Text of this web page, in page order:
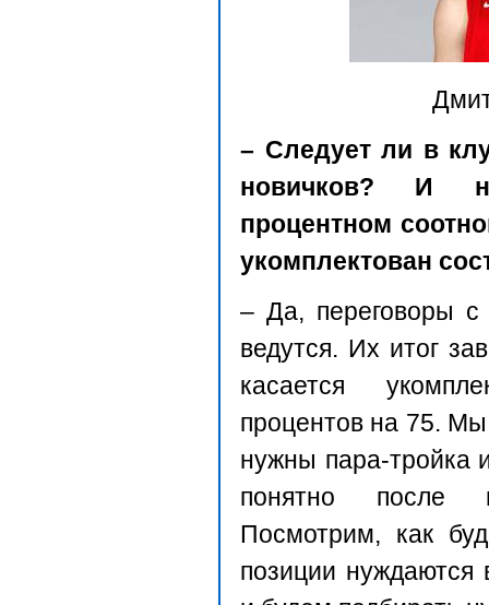
– Следует ли в
новичков? И
процентном
укомплектован
– Да, переговоры с
ведутся. Их итог
касается
процентов на 75.
нужны пара-тройка
понятно после
Посмотрим, как
позиции нуждаются